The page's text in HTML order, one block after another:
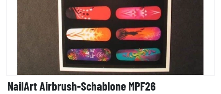
NailArt Airbrush-Schablone MPF26